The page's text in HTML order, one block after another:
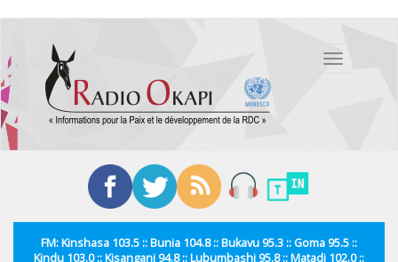
contenu
principal
Toggle
FM: Kinshasa 103.5 :: Bunia 104.8 :: Bukavu 95.3 :: Goma 95.5 ::
Kindu 103.0 :: Kisangani 94.8 :: Lubumbashi 95.8 :: Matadi 102.0 ::